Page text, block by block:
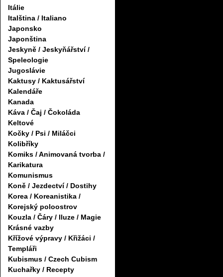
Itálie
Italština / Italiano
Japonsko
Japonština
Jeskyně / Jeskyňářství /
Speleologie
Jugoslávie
Kaktusy / Kaktusářství
Kalendáře
Kanada
Káva / Čaj / Čokoláda
Keltové
Kočky / Psi / Miláčci
Kolibříky
Komiks / Animovaná tvorba /
Karikatura
Komunismus
Koně / Jezdectví / Dostihy
Korea / Koreanistika /
Korejský poloostrov
Kouzla / Čáry / Iluze / Magie
Krásné vazby
Křížové výpravy / Křižáci /
Templáři
Kubismus / Czech Cubism
Kuchařky / Recepty